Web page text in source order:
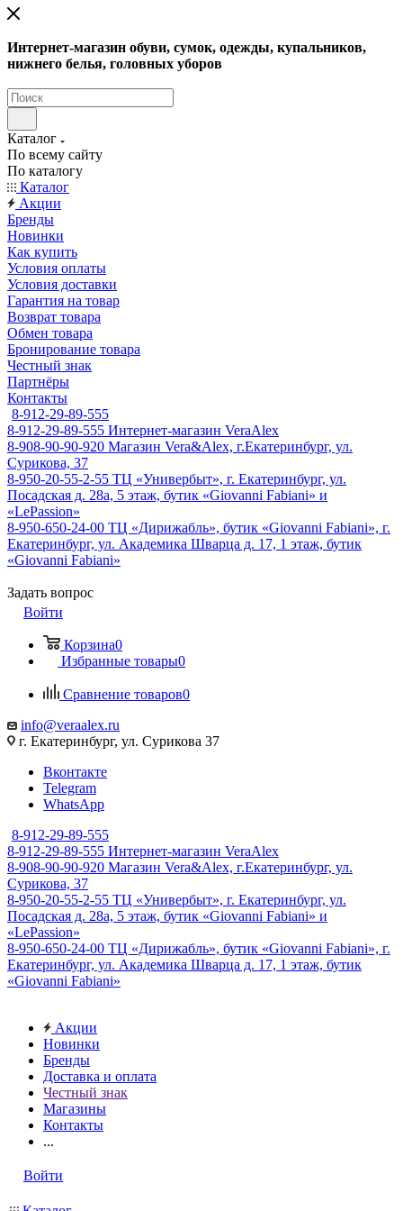
Интернет-магазин обуви, сумок, одежды, купальников,
нижнего белья, головных уборов
Каталог
По всему сайту
По каталогу
Каталог
Акции
Бренды
Новинки
Как купить
Условия оплаты
Условия доставки
Гарантия на товар
Возврат товара
Обмен товара
Бронирование товара
Честный знак
Партнёры
Контакты
8-912-29-89-555
8-912-29-89-555 Интернет-магазин VeraAlex
8-908-90-90-920 Магазин Vera&Alex, г.Екатеринбург, ул.
Сурикова, 37
8-950-20-55-2-55 ТЦ «Универбыт», г. Екатеринбург, ул.
Посадская д. 28а, 5 этаж, бутик «Giovanni Fabiani» и
«LePassion»
8-950-650-24-00 ТЦ «Дирижабль», бутик «Giovanni Fabiani», г.
Екатеринбург, ул. Академика Шварца д. 17, 1 этаж, бутик
«Giovanni Fabiani»
Задать вопрос
Войти
Корзина0
Избранные товары0
Сравнение товаров0
info@veraalex.ru
г. Екатеринбург, ул. Сурикова 37
Вконтакте
Telegram
WhatsApp
8-912-29-89-555
8-912-29-89-555 Интернет-магазин VeraAlex
8-908-90-90-920 Магазин Vera&Alex, г.Екатеринбург, ул.
Сурикова, 37
8-950-20-55-2-55 ТЦ «Универбыт», г. Екатеринбург, ул.
Посадская д. 28а, 5 этаж, бутик «Giovanni Fabiani» и
«LePassion»
8-950-650-24-00 ТЦ «Дирижабль», бутик «Giovanni Fabiani», г.
Екатеринбург, ул. Академика Шварца д. 17, 1 этаж, бутик
«Giovanni Fabiani»
Акции
Новинки
Бренды
Доставка и оплата
Честный знак
Магазины
Контакты
...
Войти